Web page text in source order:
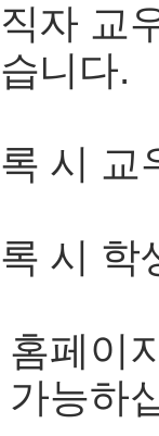
자 교
니다.
시
시
페이
능하